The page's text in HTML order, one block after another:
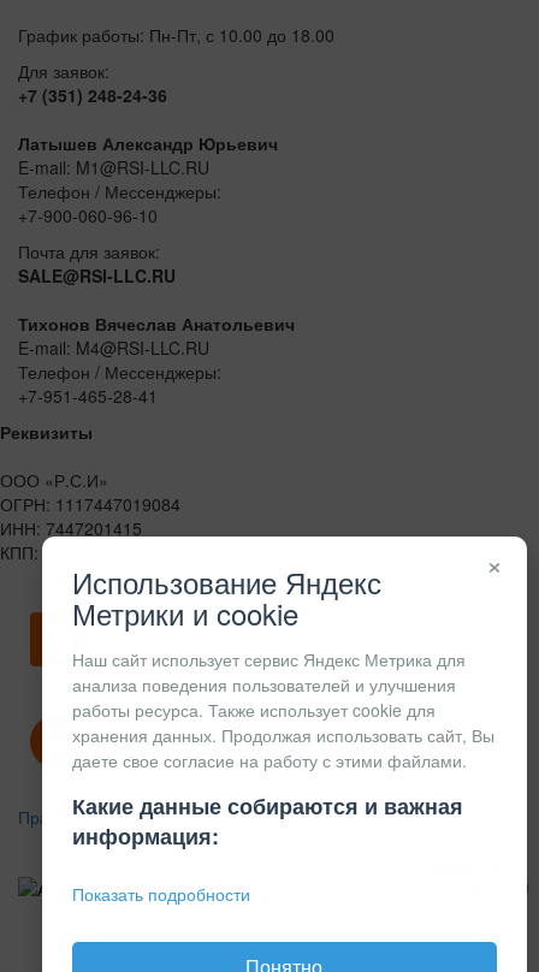
График работы: Пн-Пт, с 10.00 до 18.00
Для заявок:
+7 (351) 248-24-36
Латышев Александр Юрьевич
E-mail: M1@RSI-LLC.RU
Телефон / Мессенджеры:
+7-900-060-96-10
Почта для заявок:
SALE@RSI-LLC.RU
Тихонов Вячеслав Анатольевич
E-mail: M4@RSI-LLC.RU
Телефон / Мессенджеры:
+7-951-465-28-41
Реквизиты
ООО «Р.С.И»
ОГРН: 1117447019084
ИНН: 7447201415
КПП: 744701001
Скачать карточку предприятия
Политика конфиденциальности
Правила возврата
КОНСТРУКЦИОННЫЙ
×
Использование Яндекс
Метрики и cookie
Наш сайт использует сервис Яндекс Метрика для
анализа поведения пользователей и улучшения
работы ресурса. Также использует cookie для
хранения данных. Продолжая использовать сайт, Вы
даете свое согласие на работу с этими файлами.
Какие данные собираются и важная
информация:
Показать подробности